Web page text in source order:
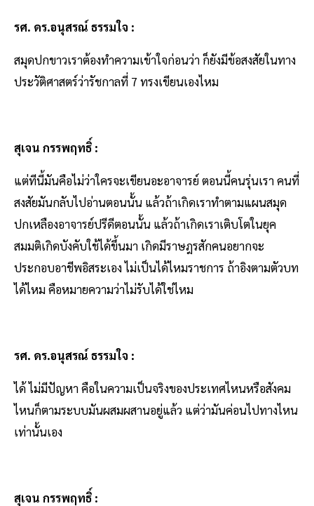
รศ. ดร.อนุสรณ์ ธรรมใจ :
สมุดปกขาวเราต้องทำความเข้าใจก่อนว่า ก็ยังมีข้อสงสัยในทาง
ประวัติศาสตร์ว่ารัชกาลที่ 7 ทรงเขียนเองไหม
สุเจน กรรพฤทธิ์ :
แต่ทีนี้มันคือไม่ว่าใครจะเขียนอะอาจารย์ ตอนนี้คนรุ่นเรา คนที่
สงสัยมันกลับไปอ่านตอนนั้น แล้วถ้าเกิดเราทำตามแผนสมุด
ปกเหลืองอาจารย์ปรีดีตอนนั้น แล้วถ้าเกิดเราเติบโตในยุค
สมมติเกิดบังคับใช้ได้ขึ้นมา เกิดมีราษฎรสักคนอยากจะ
ประกอบอาชีพอิสระเอง ไม่เป็นได้ไหมราชการ ถ้าอิงตามตัวบท
ได้ไหม คือหมายความว่าไม่รับได้ใช่ไหม
รศ. ดร.อนุสรณ์ ธรรมใจ :
ได้ ไม่มีปัญหา คือในความเป็นจริงของประเทศไหนหรือสังคม
ไหนก็ตามระบบมันผสมผสานอยู่แล้ว แต่ว่ามันค่อนไปทางไหน
เท่านั้นเอง
สุเจน กรรพฤทธิ์ :